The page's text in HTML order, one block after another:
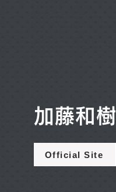
加藤和樹
Official Site